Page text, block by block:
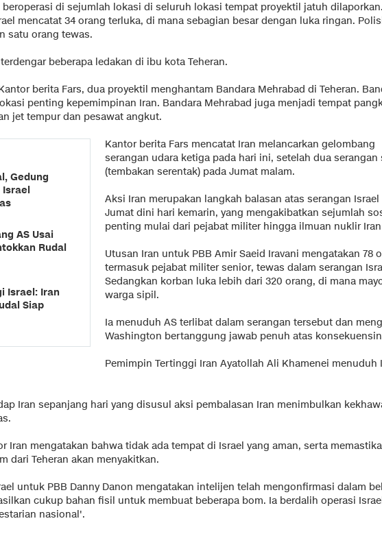
beroperasi di sejumlah lokasi di seluruh lokasi tempat proyektil jatuh dilaporkan.
mencatat 34 orang terluka, di mana sebagian besar dengan luka ringan.
satu orang tewas.
beberapa ledakan di ibu kota Teheran.
berita Fars, dua proyektil menghantam Bandara Mehrabad di Teheran.
penting kepemimpinan Iran. Bandara Mehrabad juga menjadi tempat
jet tempur dan pesawat angkut.
Gedung
Israel
AS Usai
Rudal
Israel: Iran
Siap
Kantor berita Fars mencatat Iran melancarkan gelombang
serangan udara ketiga pada hari ini, setelah dua serangan
(tembakan serentak) pada Jumat malam.
Aksi Iran merupakan langkah balasan atas serangan Israel
Jumat dini hari kemarin, yang mengakibatkan sejumlah
penting mulai dari pejabat militer hingga ilmuan nuklir
Utusan Iran untuk PBB Amir Saeid Iravani mengatakan 78
termasuk pejabat militer senior, tewas dalam serangan
Sedangkan korban luka lebih dari 320 orang, di mana
warga sipil.
Ia menuduh AS terlibat dalam serangan tersebut dan
Washington bertanggung jawab penuh atas
Pemimpin Tertinggi Iran Ayatollah Ali Khamenei menuduh
Iran sepanjang hari yang disusul aksi pembalasan Iran menimbulkan
Iran mengatakan bahwa tidak ada tempat di Israel yang aman, serta
dari Teheran akan menyakitkan.
untuk PBB Danny Danon mengatakan intelijen telah mengonfirmasi dalam
cukup bahan fisil untuk membuat beberapa bom. Ia berdalih operasi
nasional'.